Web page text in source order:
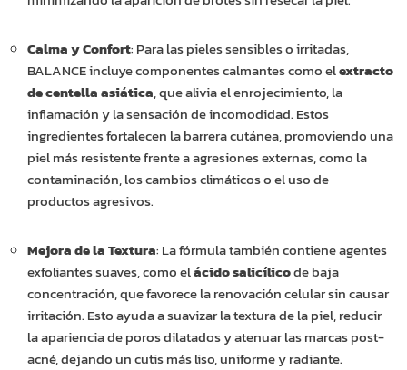
Calma y Confort: Para las pieles sensibles o irritadas,
BALANCE incluye componentes calmantes como elextracto
de centella asiática, que alivia el enrojecimiento, la
inflamación y la sensación de incomodidad. Estos
ingredientes fortalecen la barrera cutánea, promoviendo una
piel más resistente frente a agresiones externas, como la
contaminación, los cambios climáticos o el uso de
productos agresivos.
Mejora de la Textura: La fórmula también contiene agentes
exfoliantes suaves, como elácido salicílicode baja
concentración, que favorece la renovación celular sin causar
irritación. Esto ayuda a suavizar la textura de la piel, reducir
la apariencia de poros dilatados y atenuar las marcas post-
acné, dejando un cutis más liso, uniforme y radiante.